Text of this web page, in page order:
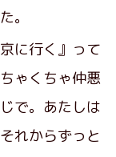
。
に行く』って
ゃくちゃ仲悪
で。あたしは
れからずっと